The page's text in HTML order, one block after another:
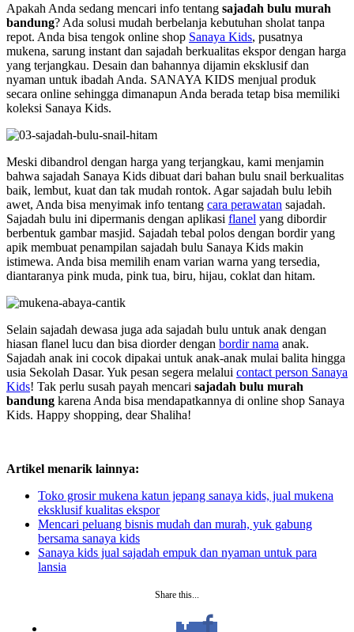
Apakah Anda sedang mencari info tentang sajadah bulu murah
bandung? Ada solusi mudah berbelanja kebutuhan sholat tanpa
repot. Anda bisa tengok online shop Sanaya Kids, pusatnya
mukena, sarung instant dan sajadah berkualitas ekspor dengan harga
yang terjangkau. Desain dan bahannya dijamin eksklusif dan
nyaman untuk ibadah Anda. SANAYA KIDS menjual produk
secara online sehingga dimanapun Anda berada tetap bisa memiliki
koleksi Sanaya Kids.
Meski dibandrol dengan harga yang terjangkau, kami menjamin
bahwa sajadah Sanaya Kids dibuat dari bahan bulu snail berkualitas
baik, lembut, kuat dan tak mudah rontok. Agar sajadah bulu lebih
awet, Anda bisa menyimak info tentang cara perawatan sajadah.
Sajadah bulu ini dipermanis dengan aplikasi flanel yang dibordir
berbentuk gambar masjid. Sajadah tebal polos dengan bordir yang
apik membuat penampilan sajadah bulu Sanaya Kids makin
istimewa. Anda bisa memilih enam varian warna yang tersedia,
diantaranya pink muda, pink tua, biru, hijau, coklat dan hitam.
Selain sajadah dewasa juga ada sajadah bulu untuk anak dengan
hiasan flanel lucu dan bisa diorder dengan bordir nama anak.
Sajadah anak ini cocok dipakai untuk anak-anak mulai balita hingga
usia Sekolah Dasar. Yuk pesan segera melalui contact person Sanaya
Kids! Tak perlu susah payah mencari sajadah bulu murah
bandung karena Anda bisa mendapatkannya di online shop Sanaya
Kids. Happy shopping, dear Shaliha!
Artikel menarik lainnya:
Toko grosir mukena katun jepang sanaya kids, jual mukena
eksklusif kualitas ekspor
Mencari peluang bisnis mudah dan murah, yuk gabung
bersama sanaya kids
Sanaya kids jual sajadah empuk dan nyaman untuk para
lansia
Share this...